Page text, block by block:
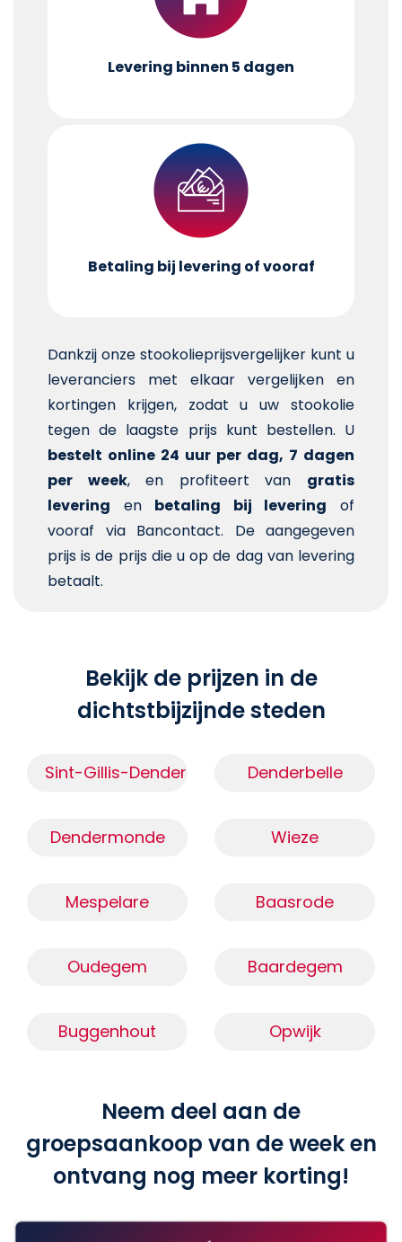
Levering binnen 5 dagen
Betaling bij levering of vooraf
Dankzij onze stookolieprijsvergelijker kunt u
leveranciers met elkaar vergelijken en
kortingen krijgen, zodat u uw stookolie
tegen de laagste prijs kunt bestellen. U
bestelt online 24 uur per dag, 7 dagen
per week, en profiteert van gratis
levering en betaling bij levering of
vooraf via Bancontact. De aangegeven
prijs is de prijs die u op de dag van levering
betaalt.
Bekijk de prijzen in de
dichtstbijzijnde steden
Sint-Gillis-Dendermonde Denderbelle
Dendermonde Wieze
Mespelare Baasrode
Oudegem Baardegem
Buggenhout Opwijk
Neem deel aan de
groepsaankoop van de week en
ontvang nog meer korting!